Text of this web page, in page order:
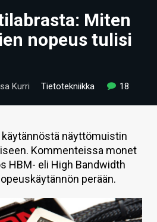
Miten
nopeus tulisi
Kurri Tietotekniikka 18
näyttömuistin
Kommenteissa monet
HBM- eli High Bandwidth
perään.